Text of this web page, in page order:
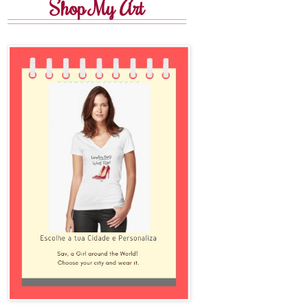
Shop My Art